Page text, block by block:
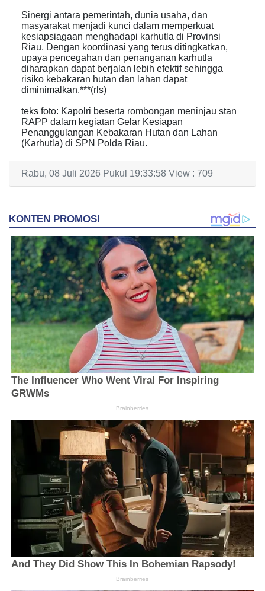
Sinergi antara pemerintah, dunia usaha, dan
masyarakat menjadi kunci dalam memperkuat
kesiapsiagaan menghadapi karhutla di Provinsi
Riau. Dengan koordinasi yang terus ditingkatkan,
upaya pencegahan dan penanganan karhutla
diharapkan dapat berjalan lebih efektif sehingga
risiko kebakaran hutan dan lahan dapat
diminimalkan.***(rls)
teks foto: Kapolri beserta rombongan meninjau stan
RAPP dalam kegiatan Gelar Kesiapan
Penanggulangan Kebakaran Hutan dan Lahan
(Karhutla) di SPN Polda Riau.
Rabu, 08 Juli 2026 Pukul 19:33:58 View : 709